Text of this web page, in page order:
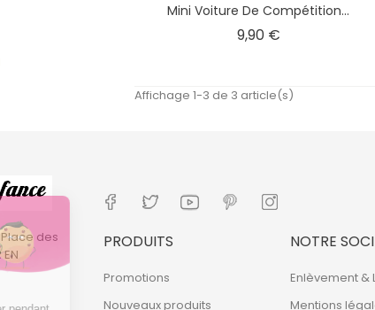
Mini Voiture De Compétition...
9,90 €Prix
Affichage 1-3 de 3 article(s)
Place des
EN
PRODUITS
Promotions
Nouveaux produits
NOTRE
Enlèvement &
Mentions